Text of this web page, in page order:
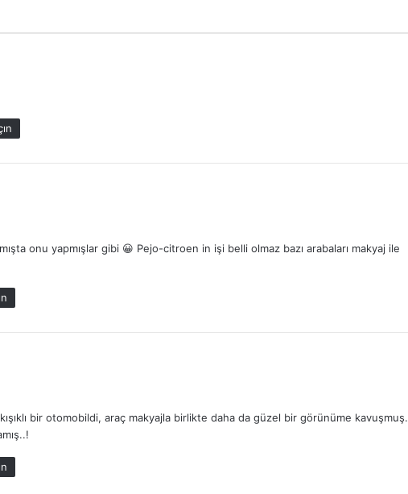
onu yapmışlar gibi 😀 Pejo-citroen in işi belli olmaz bazı arabaları makyaj ile
bir otomobildi, araç makyajla birlikte daha da güzel bir görünüme kavuşmuş.